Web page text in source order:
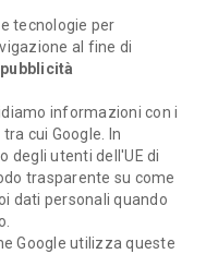
tecnologie per
al fine di
pubblicità
informazioni con i
cui Google. In
degli utenti dell'UE di
trasparente su come
dati personali quando
Google utilizza queste